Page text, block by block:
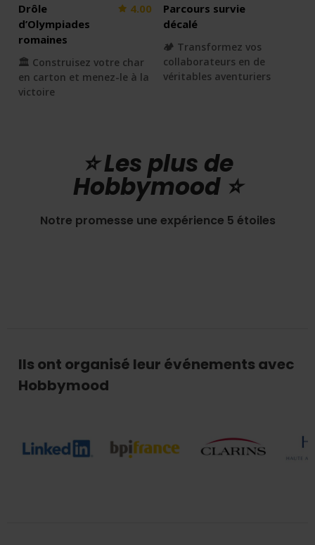
Drôle
d’Olympiades
romaines
4.00
🏛️ Construisez votre char
en carton et menez-le à la
victoire
Parcours survie
décalé
🏕 Transformez vos
collaborateurs en de
véritables aventuriers
⭐️ Les plus de
Hobbymood ⭐️
Notre promesse une expérience 5 étoiles
Ils ont organisé leur événements avec
Hobbymood